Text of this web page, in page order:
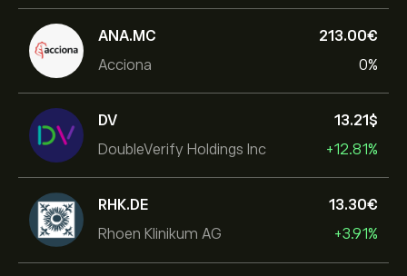
ANA.MC
Acciona
213.00‎€‎
0%
DV
DoubleVerify Holdings Inc
13.21‎$‎
+12.81%
RHK.DE
Rhoen Klinikum AG
13.30‎€‎
+3.91%